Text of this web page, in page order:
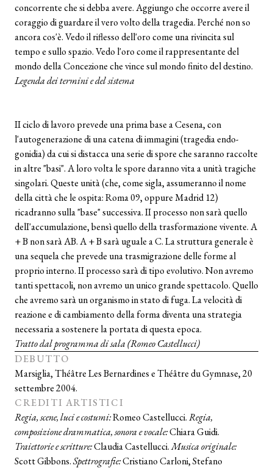
concorrente che si debba avere. Aggiungo che occorre avere il
coraggio di guardare il vero volto della tragedia. Perché non so
ancora cos'è. Vedo il riflesso dell'oro come una rivincita sul
tempo e sullo spazio. Vedo l'oro come il rappresentante del
mondo della Concezione che vince sul mondo finito del destino.
Legenda dei termini e del sistema
II ciclo di lavoro prevede una prima base a Cesena, con
l'autogenerazione di una catena di immagini (tragedia endo-
gonidia) da cui si distacca una serie di spore che saranno raccolte
in altre "basi". A loro volta le spore daranno vita a unità tragiche
singolari. Queste unità (che, come sigla, assumeranno il nome
della città che le ospita: Roma 09, oppure Madrid 12)
ricadranno sulla "base" successiva. II processo non sarà quello
delI'accumulazione, bensì quello della trasformazione vivente. A
+ B non sarà AB. A + B sarà uguale a C. La struttura generale è
una sequela che prevede una trasmigrazione delle forme al
proprio interno. II processo sarà di tipo evolutivo. Non avremo
tanti spettacoli, non avremo un unico grande spettacolo. Quello
che avremo sarà un organismo in stato di fuga. La velocità di
reazione e di cambiamento della forma diventa una strategia
necessaria a sostenere la portata di questa epoca.
Tratto dal programma di sala (Romeo Castellucci)
DEBUTTO
Marsiglia, Théâtre Les Bernardines e Théâtre du Gymnase, 20
settembre 2004.
CREDITI ARTISTICI
Regia, scene, luci e costumi:Romeo Castellucci.Regia,
composizione drammatica, sonora e vocale:Chiara Guidi.
Traiettorie e scritture:Claudia Castellucci.Musica originale:
Scott Gibbons.Spettrografie:Cristiano Carloni, Stefano